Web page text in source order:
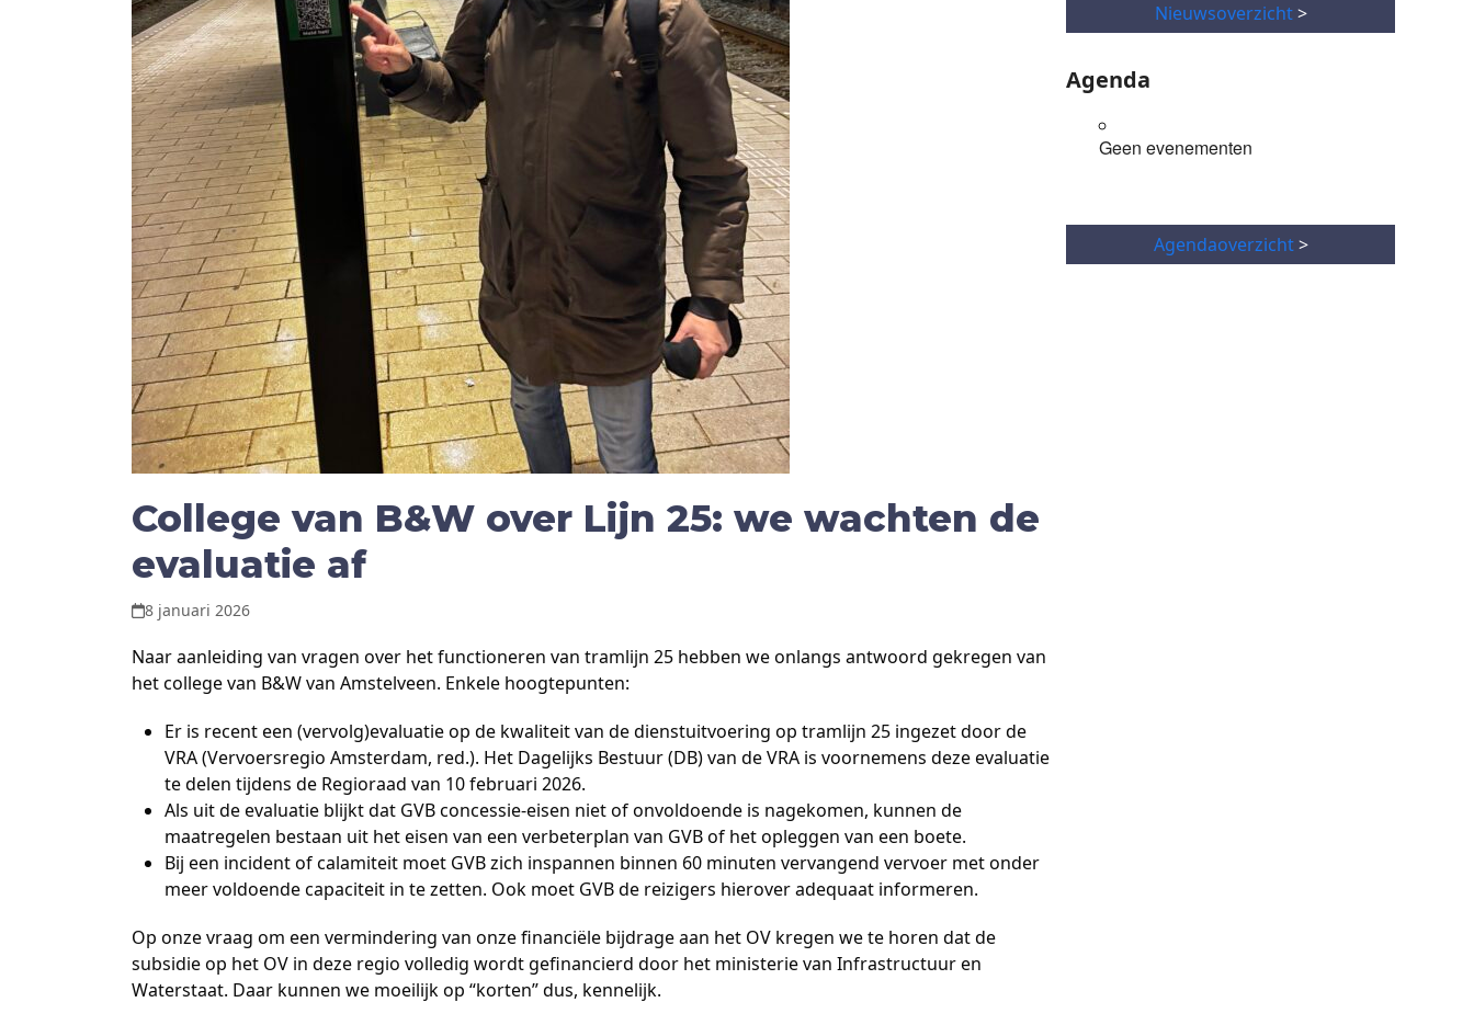
College van B&W over Lijn 25: we wachten de
evaluatie af
8 januari 2026
Naar aanleiding van vragen over het functioneren van tramlijn 25 hebben we onlangs antwoord gekregen van
het college van B&W van Amstelveen. Enkele hoogtepunten:
Er is recent een (vervolg)evaluatie op de kwaliteit van de dienstuitvoering op tramlijn 25 ingezet door de
VRA (Vervoersregio Amsterdam, red.). Het Dagelijks Bestuur (DB) van de VRA is voornemens deze evaluatie
te delen tijdens de Regioraad van 10 februari 2026.
Als uit de evaluatie blijkt dat GVB concessie-eisen niet of onvoldoende is nagekomen, kunnen de
maatregelen bestaan uit het eisen van een verbeterplan van GVB of het opleggen van een boete.
Bij een incident of calamiteit moet GVB zich inspannen binnen 60 minuten vervangend vervoer met onder
meer voldoende capaciteit in te zetten. Ook moet GVB de reizigers hierover adequaat informeren.
Op onze vraag om een vermindering van onze financiële bijdrage aan het OV kregen we te horen dat de
subsidie op het OV in deze regio volledig wordt gefinancierd door het ministerie van Infrastructuur en
Waterstaat. Daar kunnen we moeilijk op “korten” dus, kennelijk.
Nieuwsoverzicht>
Agenda
Geen evenementen
Agendaoverzicht>